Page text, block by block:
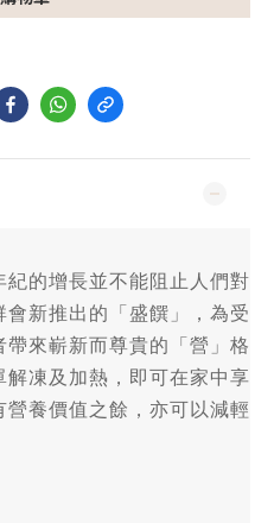
的增長並不能阻止人們對
新推出的「盛饌」，為受
來嶄新而尊貴的「營」格
解凍及加熱，即可在家中享
養價值之餘，亦可以減輕